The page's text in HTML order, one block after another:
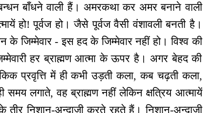
बाँधने वाली हैं। अमरकथा कर अमर बनाने वाली
हो! पूर्वज हो। जैसे पूर्वज वैसी वंशावली बनती है।
के जिम्मेवार - इस हद के जिम्मेवार नहीं हो। विश्व की
हर ब्राह्मण आत्मा के ऊपर है। अगर बेहद की
प्रवृत्ति में ही कभी उड़ती कला, कब चढ़ती कला,
लगाते, वह ब्राह्मण नहीं लेकिन क्षत्रिय आत्मायें
निशान-अन्दाजी करते रहते हैं। निशान-अन्दाजी